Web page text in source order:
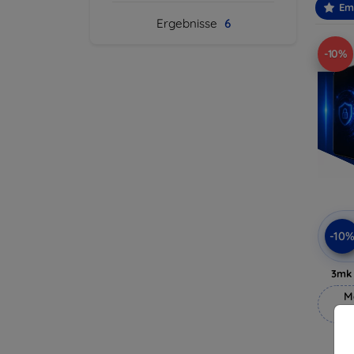
Ergebnisse 6
-10%
-10%